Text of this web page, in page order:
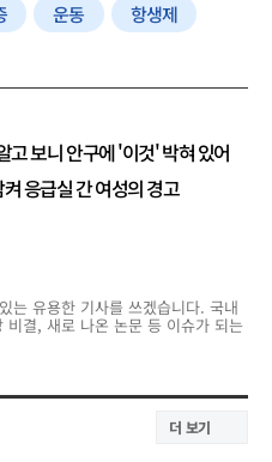
운동 항생제
보니 안구에 '이것' 박혀 있어
응급실 간 여성의 경고
는 유용한 기사를 쓰겠습니다. 국내
비결, 새로 나온 논문 등 이슈가 되는
더 보기